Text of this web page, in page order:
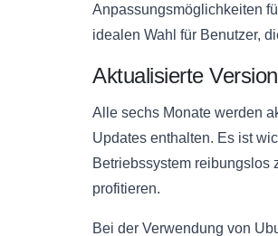
Anpassungsmöglichkeiten
idealen Wahl für Benutzer,
Aktualisierte
Alle sechs Monate werden
Updates enthalten. Es ist
Betriebssystem reibungslos
profitieren.
Bei der Verwendung von